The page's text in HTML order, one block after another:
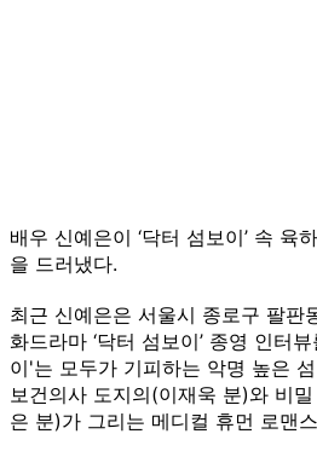
배우 신예은이 ‘닥터 섬보이’ 속 육
을 드러냈다.
최근 신예은은 서울시 종로구 팔판
화드라마 ‘닥터 섬보이’ 종영 인터
이'는 모두가 기피하는 악명 높은 섬
보건의사 도지의(이재욱 분)와 비
은 분)가 그리는 메디컬 휴먼 로맨